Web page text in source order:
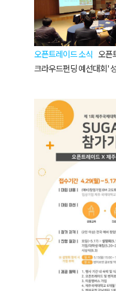
오픈트레이드 소식 오픈
크라우드펀딩 예선대회'